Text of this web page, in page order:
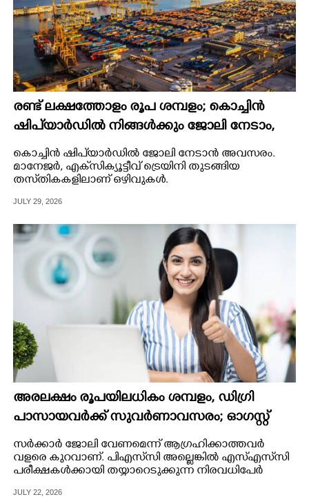
രണ്ട് ലക്ഷത്തോളം രൂപ ശമ്പളം; കൊച്ചിൻ
ഷിപ്‌യാർഡിൽ നിങ്ങൾക്കും ജോലി നേടാം,
ഉടൻ അപേക്ഷിക്കൂ
കൊച്ചിൻ ഷിപ്‌യാർഡിൽ ജോലി നേടാൻ അവസരം.
മാനേജർ, എക്‌സിക്യൂട്ടീവ് ട്രെയിനി തുടങ്ങിയ
തസ്‌തികകളിലാണ് ഒഴിവുകൾ.
JULY 29, 2026
അരലക്ഷം രൂപയിലധികം ശമ്പളം, ഡിഗ്രി
പാസായവർക്ക് സുവർണാവസരം; ഓഗസ്റ്റ്
14ന് മുമ്പ് അപേക്ഷിക്കൂ
സർക്കാർ ജോലി വേണമെന്ന് ആഗ്രഹിക്കാത്തവർ
വളരെ കുറവാണ്. പിഎസ്‌സി അല്ലെങ്കിൽ എസ്‌എസ്‌സി
പരീക്ഷകൾക്കായി തയ്യാറെടുക്കുന്ന നിരവധിപേർ
JULY 22, 2026